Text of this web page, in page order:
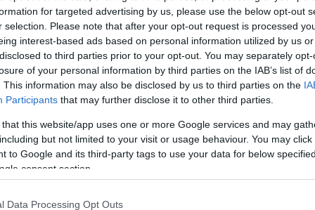
for targeted advertising by us, please use the below opt-out
selection. Please note that after your opt-out request is processed
interest-based ads based on personal information utilized by us
to third parties prior to your opt-out. You may separately
of your personal information by third parties on the IAB’s list of
This information may also be disclosed by us to third parties on the
Participants that may further disclose it to other third parties.
that this website/app uses one or more Google services and may
but not limited to your visit or usage behaviour. You may
to Google and its third-party tags to use your data for below
consent section.
Data Processing Opt Outs
βρεγμένους δρόμουςκαι 2% μικρότερη
στεγνό.
για ζάντες από 17 έως 23 ίντσες,
.